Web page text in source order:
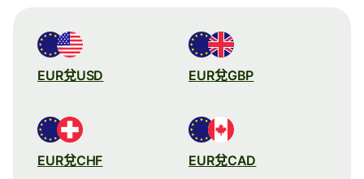
EUR兌USD EUR兌GBP
EUR兌CHF EUR兌CAD